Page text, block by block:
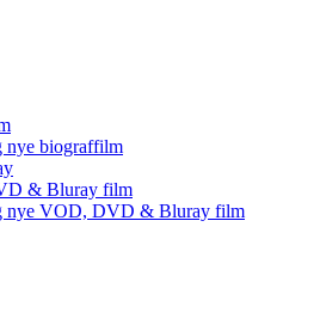
nye biograffilm
& Bluray film
nye VOD, DVD & Bluray film